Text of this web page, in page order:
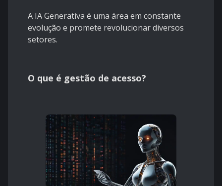
A IA Generativa é uma área em constante
evolução e promete revolucionar diversos
setores.
O que é gestão de acesso?